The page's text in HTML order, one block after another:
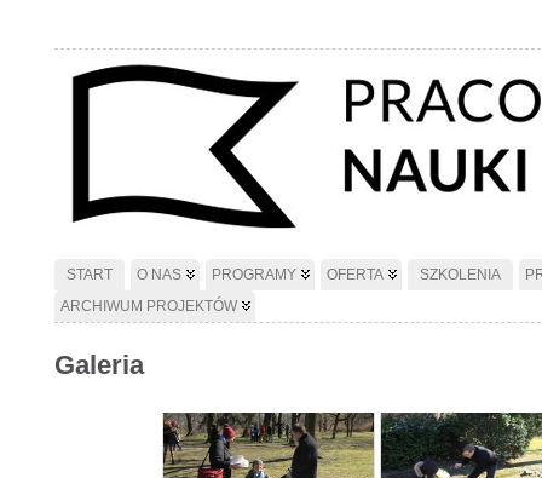
START O NAS PROGRAMY OFERTA SZKOLENIA
ARCHIWUM PROJEKTÓW
Galeria